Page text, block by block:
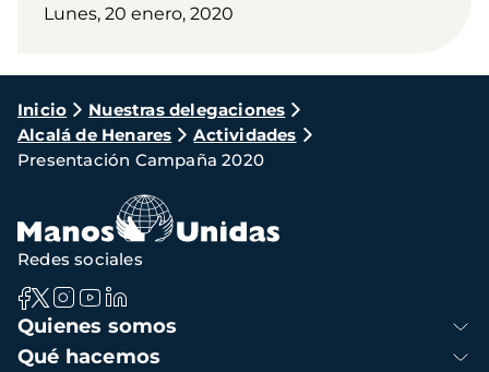
Lunes, 20 enero, 2020
Ruta
de
navegación
Inicio
Nuestras delegaciones
Alcalá de Henares
Actividades
Presentación Campaña 2020
Navegación
principal
Quienes somos
Qué hacemos
Redes sociales